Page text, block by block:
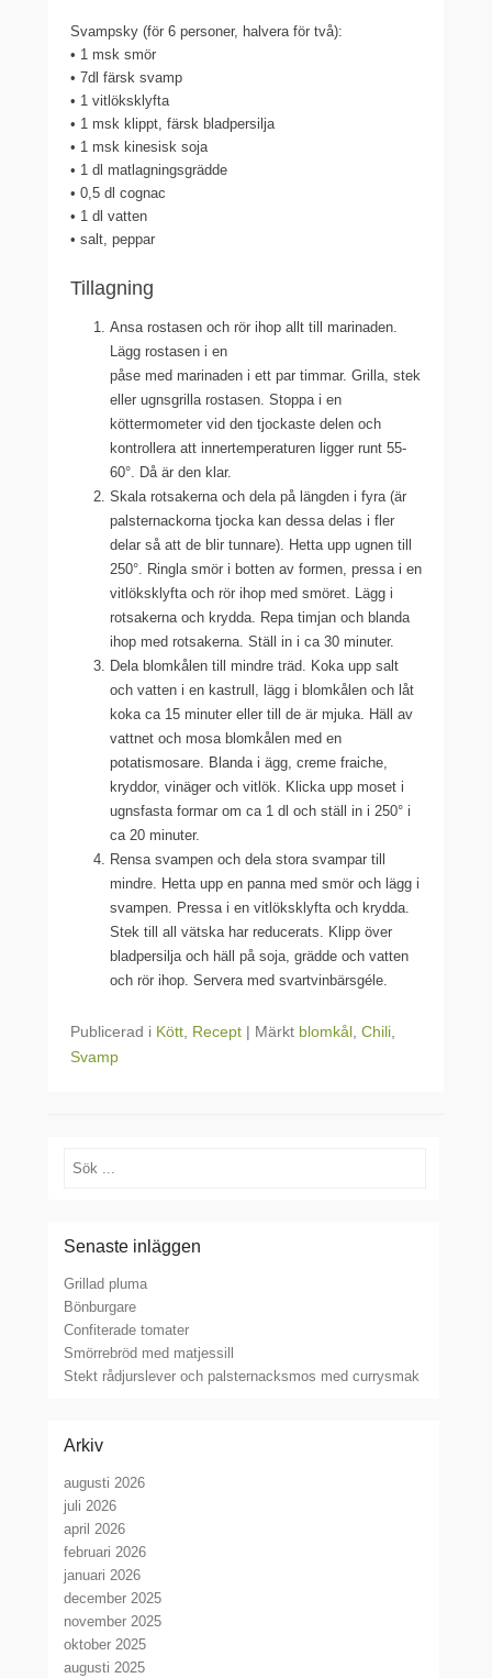
Svampsky (för 6 personer, halvera för två):
• 1 msk smör
• 7dl färsk svamp
• 1 vitlöksklyfta
• 1 msk klippt, färsk bladpersilja
• 1 msk kinesisk soja
• 1 dl matlagningsgrädde
• 0,5 dl cognac
• 1 dl vatten
• salt, peppar
Tillagning
Ansa rostasen och rör ihop allt till marinaden.
Lägg rostasen i en
påse med marinaden i ett par timmar. Grilla, stek
eller ugnsgrilla rostasen. Stoppa i en
köttermometer vid den tjockaste delen och
kontrollera att innertemperaturen ligger runt 55-
60°. Då är den klar.
Skala rotsakerna och dela på längden i fyra (är
palsternackorna tjocka kan dessa delas i fler
delar så att de blir tunnare). Hetta upp ugnen till
250°. Ringla smör i botten av formen, pressa i en
vitlöksklyfta och rör ihop med smöret. Lägg i
rotsakerna och krydda. Repa timjan och blanda
ihop med rotsakerna. Ställ in i ca 30 minuter.
Dela blomkålen till mindre träd. Koka upp salt
och vatten i en kastrull, lägg i blomkålen och låt
koka ca 15 minuter eller till de är mjuka. Häll av
vattnet och mosa blomkålen med en
potatismosare. Blanda i ägg, creme fraiche,
kryddor, vinäger och vitlök. Klicka upp moset i
ugnsfasta formar om ca 1 dl och ställ in i 250° i
ca 20 minuter.
Rensa svampen och dela stora svampar till
mindre. Hetta upp en panna med smör och lägg i
svampen. Pressa i en vitlöksklyfta och krydda.
Stek till all vätska har reducerats. Klipp över
bladpersilja och häll på soja, grädde och vatten
och rör ihop. Servera med svartvinbärsgéle.
Publicerad i Kött Recept | Märkt blomkål Chili
Svamp
Sök
Senaste inläggen
Grillad pluma
Bönburgare
Confiterade tomater
Smörrebröd med matjessill
Stekt rådjurslever och palsternacksmos med currysmak
Arkiv
augusti 2026
juli 2026
april 2026
februari 2026
januari 2026
december 2025
november 2025
oktober 2025
augusti 2025